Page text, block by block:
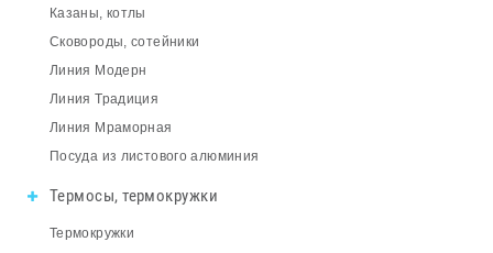
Казаны, котлы
Сковороды, сотейники
Линия Модерн
Линия Традиция
Линия Мраморная
Посуда из листового алюминия
Термосы, термокружки
Термокружки